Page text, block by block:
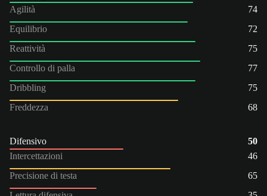
Agilità
74
Equilibrio
72
Reattività
75
Controllo di palla
77
Dribbling
75
Freddezza
68
Difensivo
50
Intercettazioni
46
Precisione di testa
65